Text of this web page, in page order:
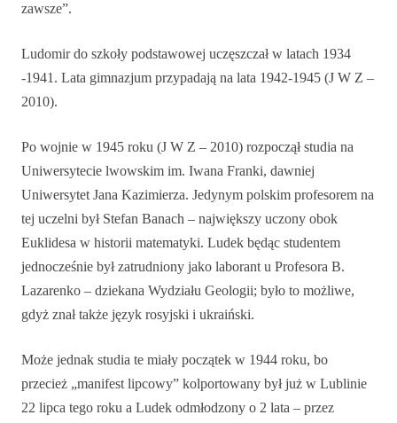
zawsze”.
Ludomir do szkoły podstawowej uczęszczał w latach 1934
-1941. Lata gimnazjum przypadają na lata 1942-1945 (J W Z –
2010).
Po wojnie w 1945 roku (J W Z – 2010) rozpoczął studia na
Uniwersytecie lwowskim im. Iwana Franki, dawniej
Uniwersytet Jana Kazimierza. Jedynym polskim profesorem na
tej uczelni był Stefan Banach – największy uczony obok
Euklidesa w historii matematyki. Ludek będąc studentem
jednocześnie był zatrudniony jako laborant u Profesora B.
Lazarenko – dziekana Wydziału Geologii; było to możliwe,
gdyż znał także język rosyjski i ukraiński.
Może jednak studia te miały początek w 1944 roku, bo
przecież „manifest lipcowy” kolportowany był już w Lublinie
22 lipca tego roku a Ludek odmłodzony o 2 lata – przez